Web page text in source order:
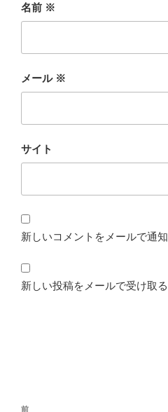
名前 ※
メール ※
サイト
新しいコメントをメールで通知
新しい投稿をメールで受け取る
投
前